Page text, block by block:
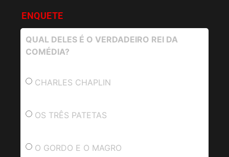
ENQUETE
QUAL DELES É O VERDADEIRO REI DA
COMÉDIA?
CHARLES CHAPLIN
OS TRÊS PATETAS
O GORDO E O MAGRO